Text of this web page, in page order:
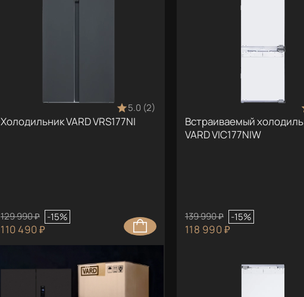
5.0 (2)
Холодильник VARD VRS177NI
129 990 ₽ -15%
110 490 ₽
Встраиваемый
VARD VIC177NIW
139 990 ₽ -15%
118 990 ₽